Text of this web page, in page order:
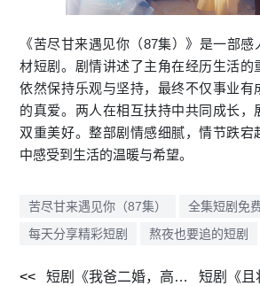
《苦尽甘来遇见你（87集）》是一部
材短剧。剧情讲述了主角在经历生活的
依然保持乐观与坚持，最终不仅事业有
的真爱。两人在相互扶持中共同成长，
双重美好。整部剧情感细腻，情节跌宕
中感受到生活的温暖与希望。
苦尽甘来遇见你（87集）
全集短剧免
每天分享精彩短剧
熬夜也要追的短剧
短剧《我爸二婚，高冷校花是我妹（80集）》全集高清在线观看